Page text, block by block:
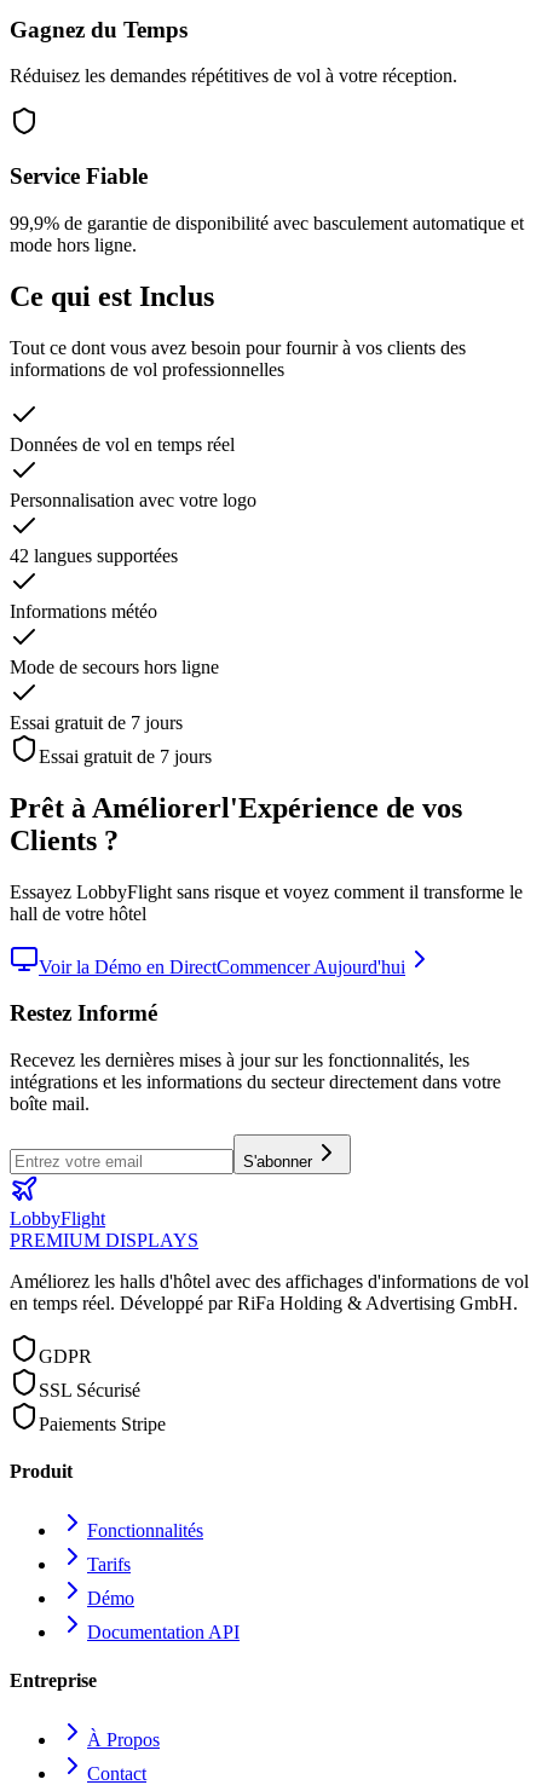
Gagnez du Temps
Réduisez les demandes répétitives de vol à votre réception.
Service Fiable
99,9% de garantie de disponibilité avec basculement automatique et
mode hors ligne.
Ce qui est Inclus
Tout ce dont vous avez besoin pour fournir à vos clients des
informations de vol professionnelles
Données de vol en temps réel
Personnalisation avec votre logo
42 langues supportées
Informations météo
Mode de secours hors ligne
Essai gratuit de 7 jours
Essai gratuit de 7 jours
Prêt à Améliorerl'Expérience de vos
Clients ?
Essayez LobbyFlight sans risque et voyez comment il transforme le
hall de votre hôtel
Voir la Démo en DirectCommencer Aujourd'hui
Restez Informé
Recevez les dernières mises à jour sur les fonctionnalités, les
intégrations et les informations du secteur directement dans votre
boîte mail.
S'abonner
LobbyFlight
PREMIUM DISPLAYS
Améliorez les halls d'hôtel avec des affichages d'informations de vol
en temps réel. Développé par RiFa Holding & Advertising GmbH.
GDPR
SSL Sécurisé
Paiements Stripe
Produit
Fonctionnalités
Tarifs
Démo
Documentation API
Entreprise
À Propos
Contact